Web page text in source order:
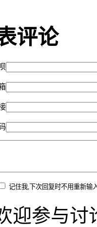
评论
记住我,下次回复时不用重新输
迎参与讨